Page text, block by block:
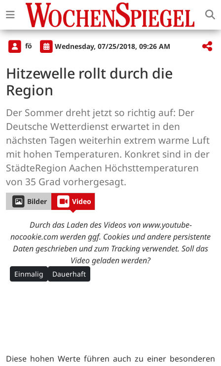
fö Wednesday, 07/25/2018, 09:26 AM
Hitzewelle rollt durch die
Region
Der Sommer dreht jetzt so richtig auf: Der
Deutsche Wetterdienst erwartet in den
nächsten Tagen weiterhin extrem warme Luft
mit hohen Temperaturen. Konkret sind in der
StädteRegion Aachen Höchsttemperaturen
von 35 Grad vorhergesagt.
Bilder Video
Durch das Laden des Videos von www.youtube-
nocookie.com werden ggf. Cookies und andere persistente
Daten geschrieben und zum Tracking verwendet. Soll das
Video geladen werden?
Einmalig Dauerhaft
Diese hohen Werte führen auch zu einer besonderen